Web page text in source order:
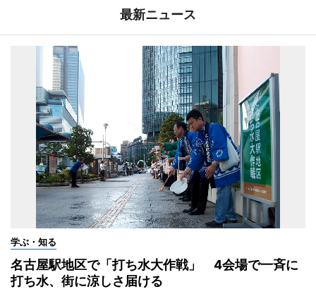
最新ニュース
学ぶ・知る
名古屋駅地区で「打ち水大作戦」 4会場で一斉に
打ち水、街に涼しさ届ける